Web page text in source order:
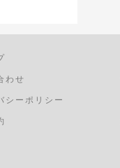
わせ
シーポリシー